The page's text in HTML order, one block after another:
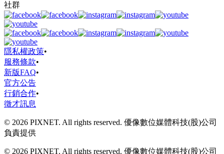
社群
隱私權政策•
服務條款•
新版FAQ•
官方公告
行銷合作•
徵才訊息
© 2026 PIXNET. All rights reserved. 優像數位媒體科技(股)公司
負責提供
© 2026 PIXNET. All rights reserved. 優像數位媒體科技(股)公司